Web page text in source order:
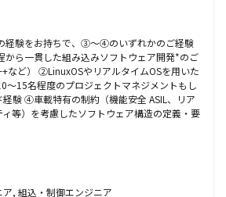
験をお持ちで、③～④のいずれかのご経験
ら一貫した組み込みソフトウェア開発*のご
など） ②LinuxOSやリアルタイムOSを用いた
15名程度のプロジェクトマネジメントもし
験 ④車載特有の制約（機能安全 ASIL、リア
等）を考慮したソフトウェア構造の定義・要
, 組込・制御エンジニア